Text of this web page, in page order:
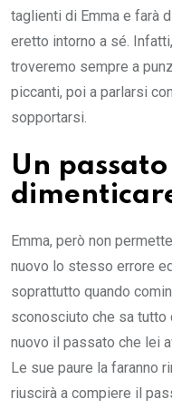
taglienti di Emma e farà
eretto intorno a sé.
troveremo sempre a
piccanti, poi a parlarsi
sopportarsi.
Un
Emma, però non
nuovo lo stesso errore
soprattutto quando
sconosciuto che sa tutto
nuovo il passato che lei
Le sue paure la faranno
riuscirà a compiere il